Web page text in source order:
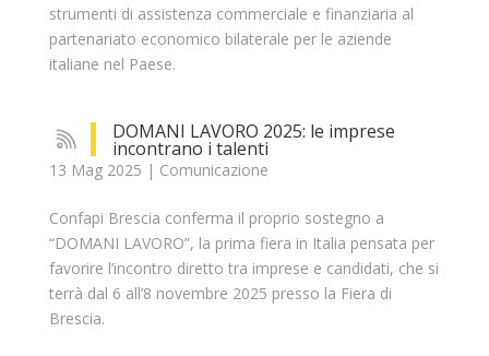
strumenti di assistenza commerciale e finanziaria al
partenariato economico bilaterale per le aziende
italiane nel Paese.
DOMANI LAVORO 2025: le imprese
incontrano i talenti
13 Mag 2025 | Comunicazione
Confapi Brescia conferma il proprio sostegno a
“DOMANI LAVORO”, la prima fiera in Italia pensata per
favorire l’incontro diretto tra imprese e candidati, che si
terrà dal 6 all’8 novembre 2025 presso la Fiera di
Brescia.